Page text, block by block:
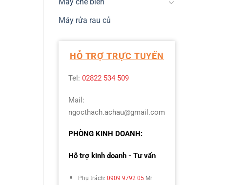
Máy rửa rau củ
HỖ TRỢ TRỰC TUYẾN
Tel: 02822 534 509
Mail:
ngocthach.achau@gmail.com
PHÒNG KINH DOANH:
Hỗ trợ kinh doanh - Tư vấn
Phụ trách: 0909 9792 05 Mr